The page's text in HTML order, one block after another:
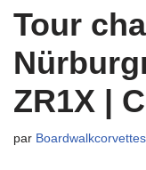
Tour
ZR1X |
par Boardwalkcorvettes